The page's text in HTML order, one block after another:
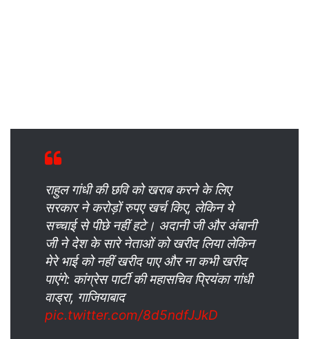
राहुल गांधी की छवि को खराब करने के लिए
सरकार ने करोड़ों रुपए खर्च किए, लेकिन ये
सच्चाई से पीछे नहीं हटे। अदानी जी और अंबानी
जी ने देश के सारे नेताओं को खरीद लिया लेकिन
मेरे भाई को नहीं खरीद पाए और ना कभी खरीद
पाएंगे: कांग्रेस पार्टी की महासचिव प्रियंका गांधी
वाड्रा, गाजियाबाद
pic.twitter.com/8d5ndfJJkD